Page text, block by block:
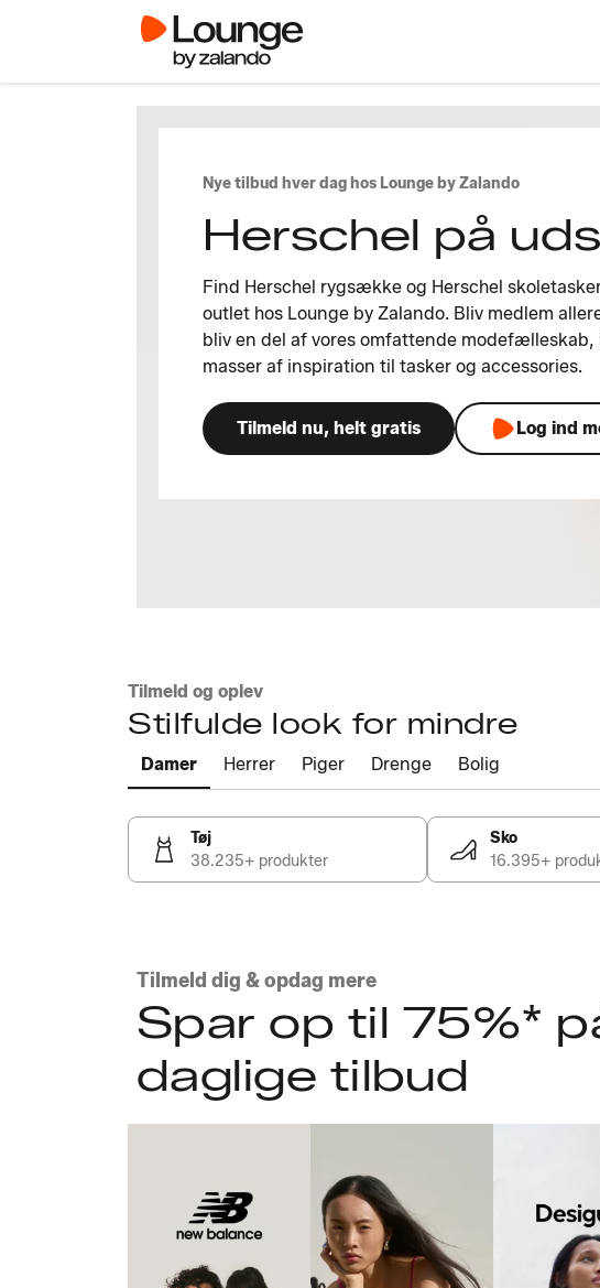
Nye tilbud hver dag hos Lounge by Zalando
Herschel på
Find Herschel rygsække og Herschel
outlet hos Lounge by Zalando. Bliv medlem
bliv en del af vores omfattende modefælleskab,
masser af inspiration til tasker og accessories.
Tilmeld nu, helt gratis Log ind
Tilmeld og oplev
Stilfulde look for mindre
Damer Herrer Piger Drenge Bolig
Tøj
38.235+ produkter
Sko
16.395+
Tilmeld dig & opdag mere
Spar op til 75%*
daglige tilbud